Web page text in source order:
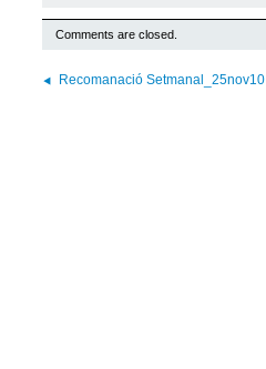
Comments are closed.
Recomanació Setmanal_25nov10